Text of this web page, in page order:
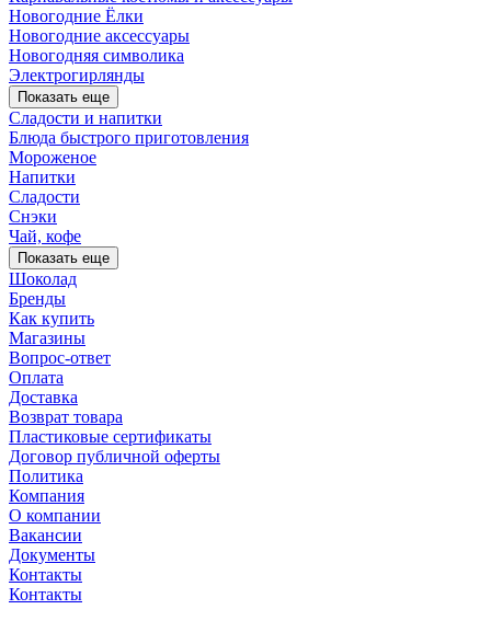
Новогодние Ёлки
Новогодние аксессуары
Новогодняя символика
Электрогирлянды
Показать еще
Сладости и напитки
Блюда быстрого приготовления
Мороженое
Напитки
Сладости
Снэки
Чай, кофе
Показать еще
Шоколад
Бренды
Как купить
Магазины
Вопрос-ответ
Оплата
Доставка
Возврат товара
Пластиковые сертификаты
Договор публичной оферты
Политика
Компания
О компании
Вакансии
Документы
Контакты
Контакты